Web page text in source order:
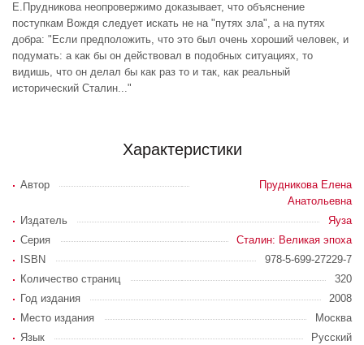
Е.Прудникова неопровержимо доказывает, что объяснение
поступкам Вождя следует искать не на "путях зла", а на путях
добра: "Если предположить, что это был очень хороший человек, и
подумать: а как бы он действовал в подобных ситуациях, то
видишь, что он делал бы как раз то и так, как реальный
исторический Сталин..."
Характеристики
Автор
Прудникова Елена
Анатольевна
Издатель
Яуза
Серия
Сталин: Великая эпоха
ISBN
978-5-699-27229-7
Количество страниц
320
Год издания
2008
Место издания
Москва
Язык
Русский